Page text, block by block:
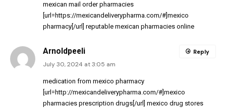
mexican mail order pharmacies
[url=https://mexicandeliverypharma.com/#]mexico
pharmacy[/url] reputable mexican pharmacies online
Arnoldpeeli
July 30, 2024 at 3:05 am
medication from mexico pharmacy
[url=http://mexicandeliverypharma.com/#]mexico
pharmacies prescription drugs[/url] mexico drug stores
Reply